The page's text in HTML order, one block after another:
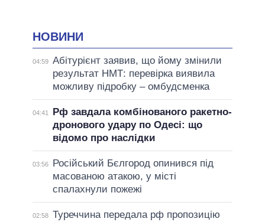
НОВИНИ
04:59 Абітурієнт заявив, що йому змінили
результат НМТ: перевірка виявила
можливу підробку – омбудсменка
04:41
Рф завдала комбінованого ракетно-
дронового удару по Одесі: що
відомо про наслідки
03:56
Російський Бєлгород опинився під
масованою атакою, у місті
спалахнули пожежі
02:58 Туреччина передала рф пропозицію